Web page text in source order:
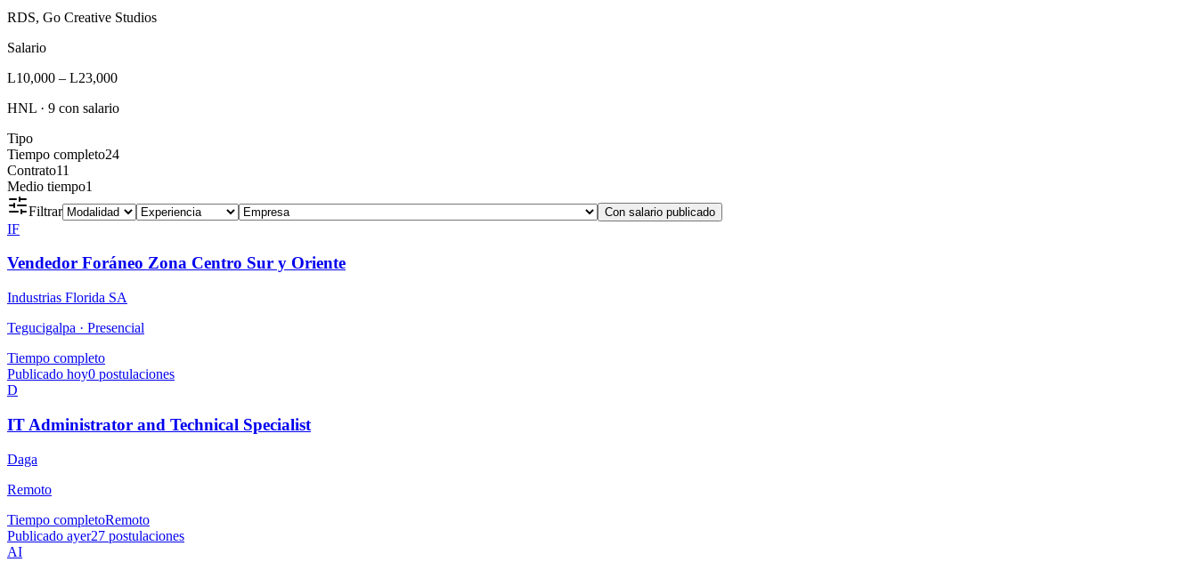
RDS, Go Creative Studios
Salario
L10,000 – L23,000
HNL · 9 con salario
Tipo
Tiempo completo24
Contrato11
Medio tiempo1
Filtrar
Con salario publicado
IF
Vendedor Foráneo Zona Centro Sur y Oriente
Industrias Florida SA
Tegucigalpa · Presencial
Tiempo completo
Publicado hoy0 postulaciones
D
IT Administrator and Technical Specialist
Daga
Remoto
Tiempo completoRemoto
Publicado ayer27 postulaciones
AI